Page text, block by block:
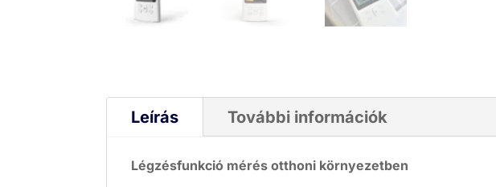
Leírás További információk
Légzésfunkció mérés otthoni környezetben